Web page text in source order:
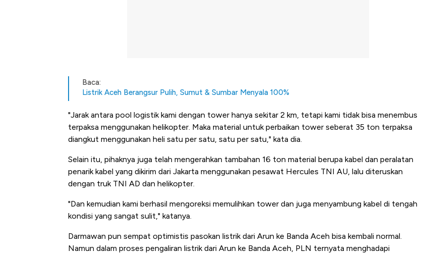
Baca:
Listrik Aceh Berangsur Pulih, Sumut & Sumbar Menyala 100%
"Jarak antara pool logistik kami dengan tower hanya sekitar 2 km, tetapi kami tidak bisa menembus
terpaksa menggunakan helikopter. Maka material untuk perbaikan tower seberat 35 ton terpaksa
diangkut menggunakan heli satu per satu, satu per satu," kata dia.
Selain itu, pihaknya juga telah mengerahkan tambahan 16 ton material berupa kabel dan peralatan
penarik kabel yang dikirim dari Jakarta menggunakan pesawat Hercules TNI AU, lalu diteruskan
dengan truk TNI AD dan helikopter.
"Dan kemudian kami berhasil mengoreksi memulihkan tower dan juga menyambung kabel di tengah
kondisi yang sangat sulit," katanya.
Darmawan pun sempat optimistis pasokan listrik dari Arun ke Banda Aceh bisa kembali normal.
Namun dalam proses pengaliran listrik dari Arun ke Banda Aceh, PLN ternyata menghadapi
Kongo Tutup Keran Ekspor, Harga
Tembaga Terbang ke Zona Berbahaya